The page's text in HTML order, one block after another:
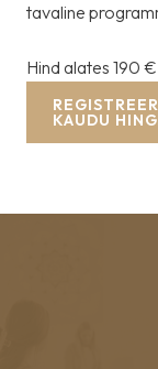
tavaline
Hind alates 190
KAUDU